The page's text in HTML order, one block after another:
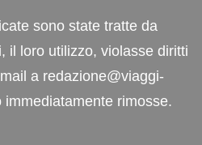
sono state tratte da
il loro utilizzo, violasse diritti
a redazione@viaggi-
rimosse.